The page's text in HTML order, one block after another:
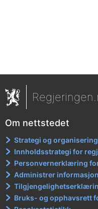
Om nettstedet
Strategi og
Innholdsstrategi for
Personvernerklæring
Administrer
Bruks- og opphavsrett